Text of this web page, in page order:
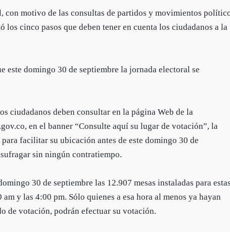
con motivo de las consultas de partidos y movimientos
los cinco pasos que deben tener en cuenta los ciudadanos a la
este domingo 30 de septiembre la jornada electoral se
ciudadanos deben consultar en la página Web de la
en el banner “Consulte aquí su lugar de votación”, la
facilitar su ubicación antes de este domingo 30 de
sin ningún contratiempo.
30 de septiembre las 12.907 mesas instaladas para estas
y las 4:00 pm. Sólo quienes a esa hora al menos ya hayan
de votación, podrán efectuar su votación.